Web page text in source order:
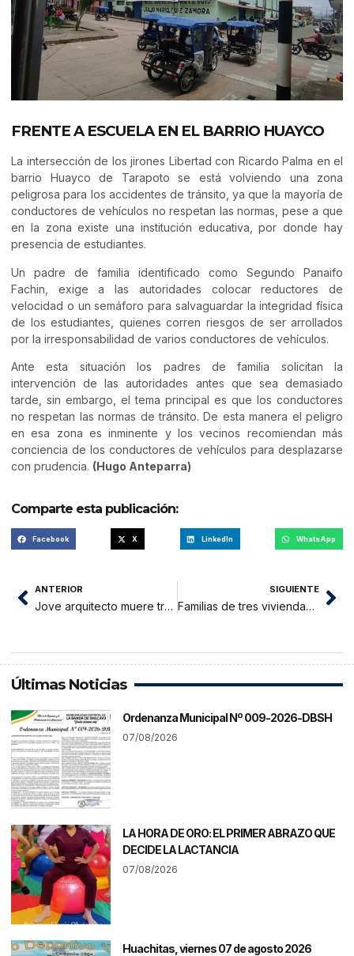
FRENTE A ESCUELA EN EL BARRIO HUAYCO
La intersección de los jirones Libertad con Ricardo Palma en el
barrio Huayco de Tarapoto se está volviendo una zona
peligrosa para los accidentes de tránsito, ya que la mayoría de
conductores de vehículos no respetan las normas, pese a que
en la zona existe una institución educativa, por donde hay
presencia de estudiantes.
Un padre de familia identificado como Segundo Panaifo
Fachin, exige a las autoridades colocar reductores de
velocidad o un semáforo para salvaguardar la integridad física
de los estudiantes, quienes corren riesgos de ser arrollados
por la irresponsabilidad de varios conductores de vehículos.
Ante esta situación los padres de familia solicitan la
intervención de las autoridades antes que sea demasiado
tarde, sin embargo, el tema principal es que los conductores
no respetan las normas de tránsito. De esta manera el peligro
en esa zona es inminente y los vecinos recomiendan más
conciencia de los conductores de vehículos para desplazarse
con prudencia. (Hugo Anteparra)
Comparte esta publicación:
Facebook X LinkedIn WhatsApp
ANTERIOR
Jove arquitecto muere tras un accidente mientras realizaba caminata ecológica
SIGUIENTE
Familias de tres viviendas en peligro por caída de árbol por fuertes vientos
Últimas Noticias
Ordenanza Municipal Nº 009-2026-DBSH
07/08/2026
LA HORA DE ORO: EL PRIMER ABRAZO QUE
DECIDE LA LACTANCIA
07/08/2026
Huachitas, viernes 07 de agosto 2026